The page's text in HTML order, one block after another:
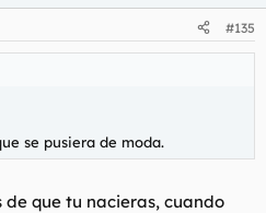
#135
se pusiera de moda.
que tu nacieras, cuando